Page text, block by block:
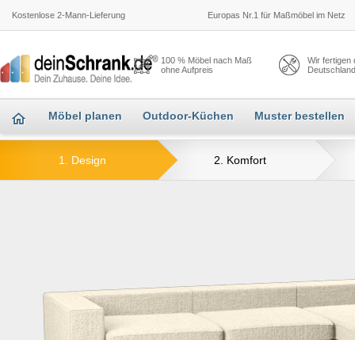
Kostenlose 2-Mann-Lieferung Europas Nr.1 für Maßmöbel im Netz
100 % Möbel nach Maß
ohne Aufpreis
Wir fertigen
Möbel planen Outdoor-Küchen Muster bestellen
2. Komfort
1. Design